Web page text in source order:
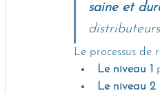
saine et
Le processus de
Le niveau 1
Le niveau 2